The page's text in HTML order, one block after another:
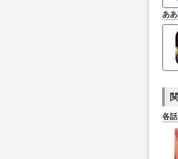
あ
各話